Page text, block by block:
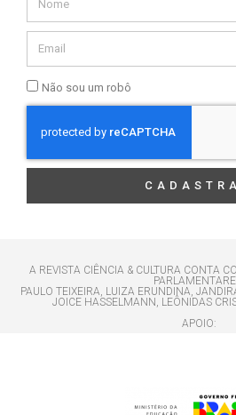
Não sou um robô
A REVISTA CIÊNCIA & CULTURA CONTA
PAULO TEIXEIRA, LUIZA ERUNDINA,
JOICE HASSELMANN, LEÔNIDAS
APOIO: